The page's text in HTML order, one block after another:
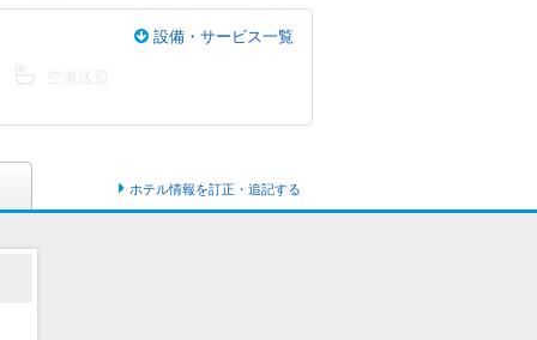
設備・サービス一覧
ホテル情報を訂正・追記する